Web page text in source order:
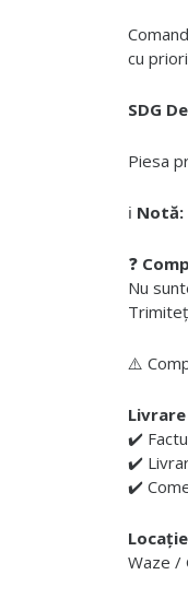
cu
SDG
Piesa
ℹ️ Notă:
❓
Nu
⚠️
✔️
✔️
✔️
Waze /